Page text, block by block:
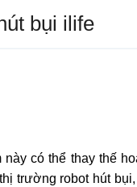
bụi ilife
có thể thay thế
trường robot hút